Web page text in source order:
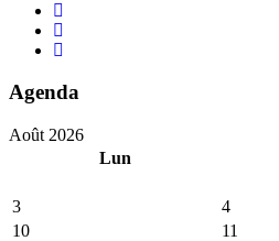
Agenda
Août 2026
Lun
3
4
10
11